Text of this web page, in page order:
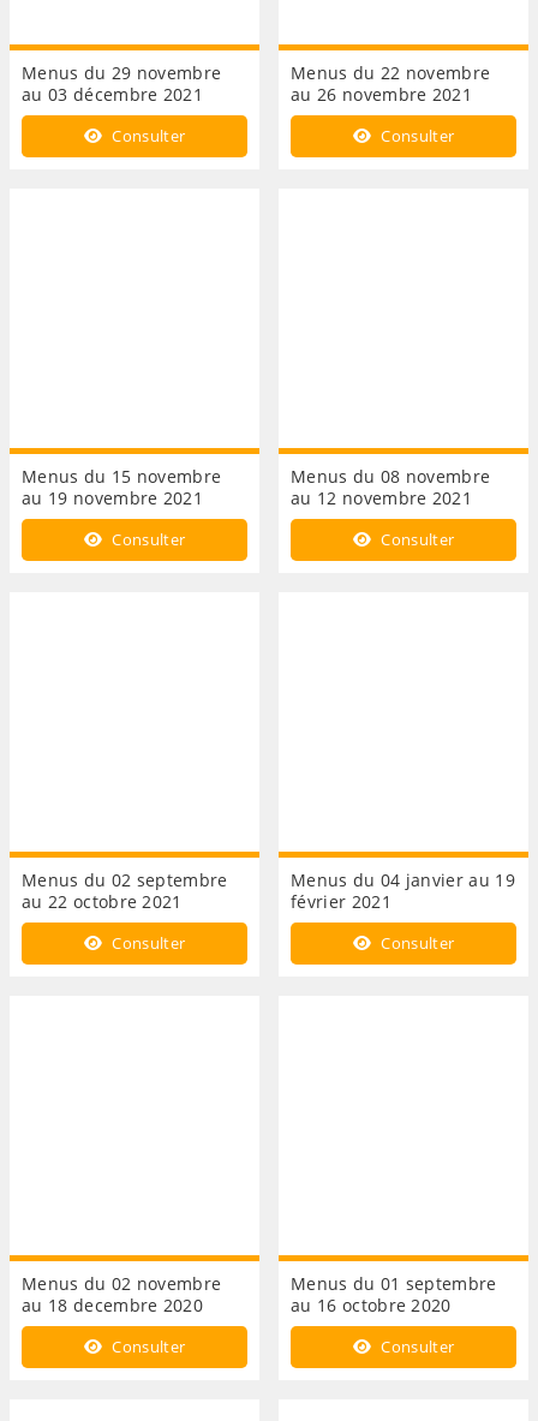
Menus du 29 novembre
au 03 décembre 2021
Consulter
Menus du 22 novembre
au 26 novembre 2021
Consulter
Menus du 15 novembre
au 19 novembre 2021
Consulter
Menus du 08 novembre
au 12 novembre 2021
Consulter
Menus du 02 septembre
au 22 octobre 2021
Consulter
Menus du 04 janvier au 19
février 2021
Consulter
Menus du 02 novembre
au 18 decembre 2020
Consulter
Menus du 01 septembre
au 16 octobre 2020
Consulter